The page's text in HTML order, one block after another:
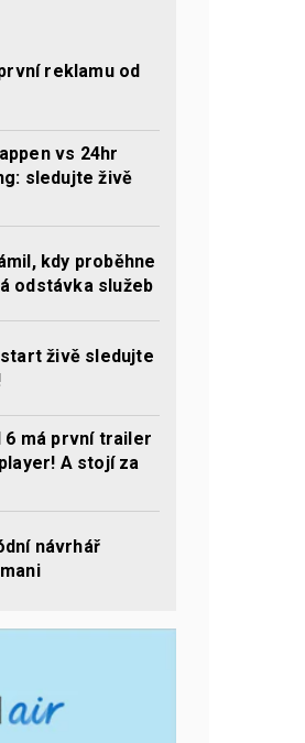
reklamu od
vs 24hr
sledujte živě
kdy proběhne
odstávka služeb
živě sledujte
má první trailer
A stojí za
návrhář